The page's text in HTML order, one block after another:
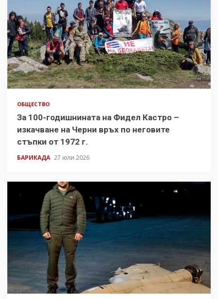
ОБЩЕСТВО
За 100-годишнината на Фидел Кастро –
изкачване на Черни връх по неговите
стъпки от 1972 г.
БАРИКАДА 27 юли 2026